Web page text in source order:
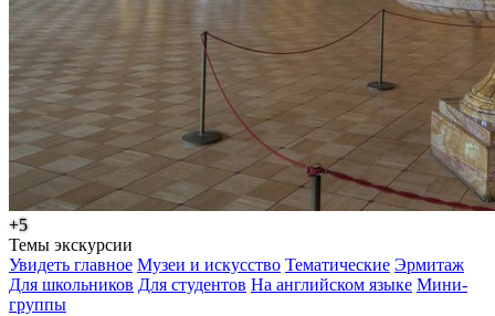
+5
Темы экскурсии
Увидеть главное Музеи и искусство Тематические Эрмитаж
Для школьников Для студентов На английском языке Мини-
группы